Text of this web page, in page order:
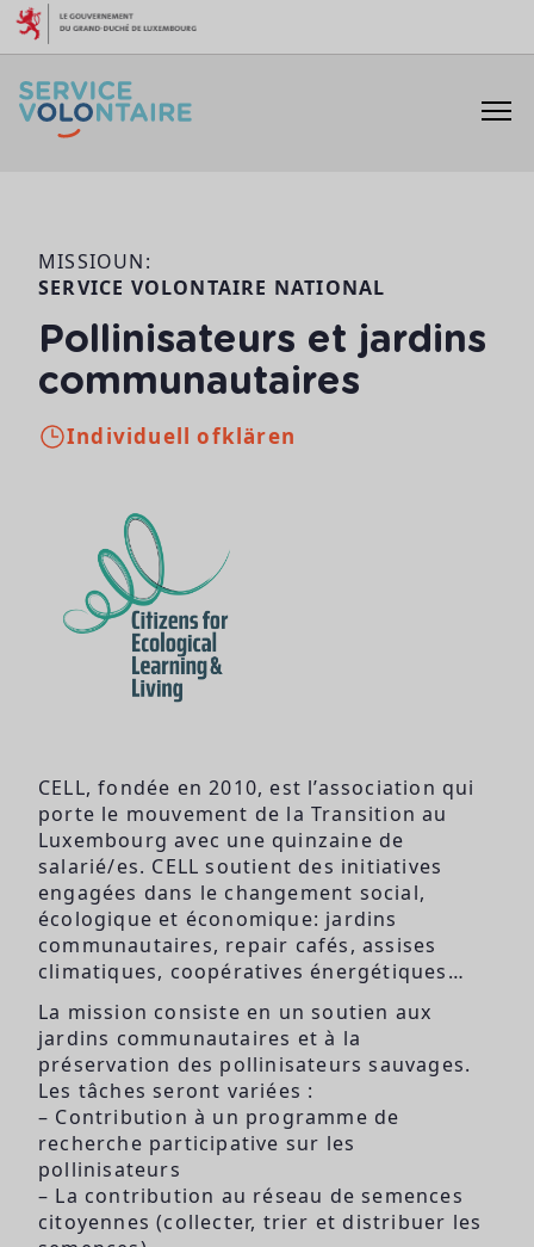
Skip to content
MISSIOUN:
SERVICE VOLONTAIRE NATIONAL
Pollinisateurs et jardins
communautaires
Individuell ofklären
CELL, fondée en 2010, est l’association qui
porte le mouvement de la Transition au
Luxembourg avec une quinzaine de
salarié/es. CELL soutient des initiatives
engagées dans le changement social,
écologique et économique: jardins
communautaires, repair cafés, assises
climatiques, coopératives énergétiques…
La mission consiste en un soutien aux
jardins communautaires et à la
préservation des pollinisateurs sauvages.
Les tâches seront variées :
– Contribution à un programme de
recherche participative sur les
pollinisateurs
– La contribution au réseau de semences
citoyennes (collecter, trier et distribuer les